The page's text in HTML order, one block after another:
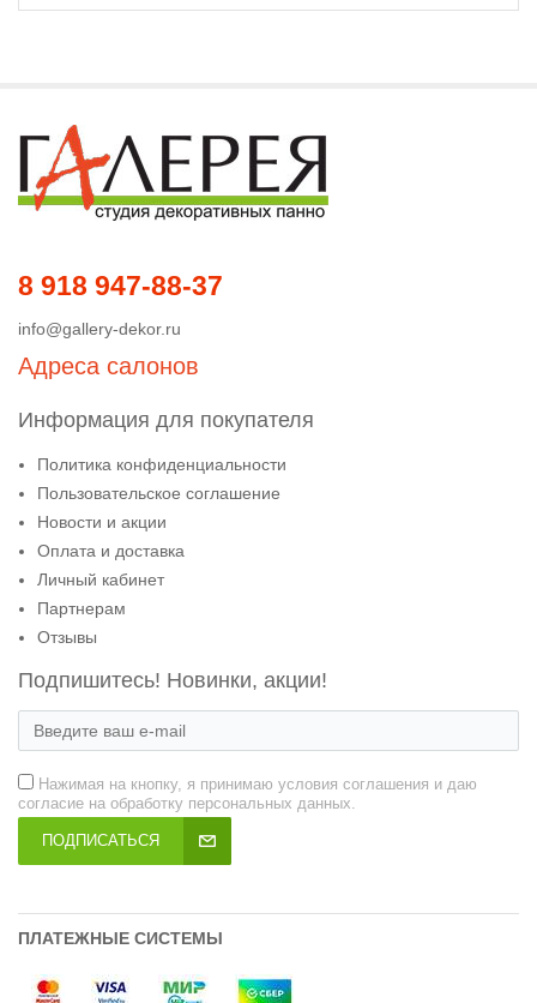
8 918 947-88-37
info@gallery-dekor.ru
Адреса салонов
Информация для покупателя
Политика конфиденциальности
Пользовательское соглашение
Новости и акции
Оплата и доставка
Личный кабинет
Партнерам
Отзывы
Подпишитесь! Новинки, акции!
Нажимая на кнопку, я принимаю условия соглашения и даю
согласие на обработку персональных данных.
ПОДПИСАТЬСЯ
ПЛАТЕЖНЫЕ СИСТЕМЫ